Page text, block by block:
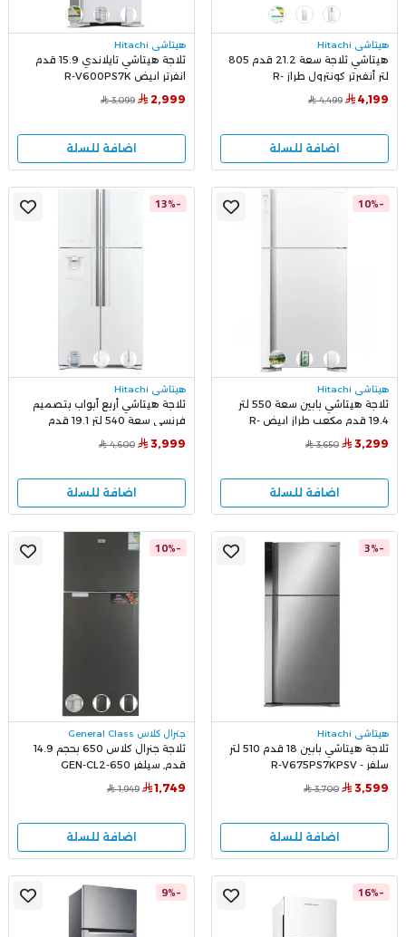
هيتاشي Hitachi
هيتاشي ثلاجة سعة 21.2 قدم 805
لتر أنفيرتر كونترول طراز R-
V805PS1KV أبيض
4,199
4,499
اضافة للسلة
هيتاشي Hitachi
ثلاجة هيتاشي تايلاندي 15.9 قدم
انفرتر ابيض R-V600PS7K
2,999
3,099
اضافة للسلة
-10%
هيتاشي Hitachi
ثلاجة هيتاشي بابين سعة 550 لتر
19.4 قدم مكعب طراز ابيض R-
V700PS7K-1 TWH
3,299
3,650
اضافة للسلة
-13%
هيتاشي Hitachi
ثلاجة هيتاشي أربع أبواب بتصميم
فرنسي سعة 540 لتر 19.1 قدم
مكعب طراز R-W660PS7 أبيض
3,999
4,600
اضافة للسلة
-3%
هيتاشي Hitachi
ثلاجة هيتاشي بابين 18 قدم 510 لتر
سلفر - R-V675PS7KPSV
3,599
3,700
اضافة للسلة
-10%
جنرال كلاس General Class
ثلاجة جنرال كلاس 650 بحجم 14.9
قدم, سيلفر GEN-CL2-650
1,749
1,949
اضافة للسلة
-16%
-9%